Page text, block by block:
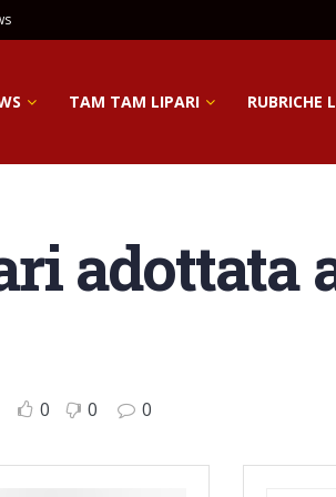
TAM TAM LIPARI RUBRICHE
adottata
0 0 0